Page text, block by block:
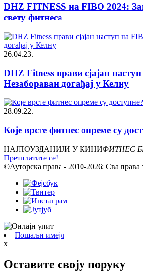
DHZ FITNESS на FIBO 2024:
свету фитнеса
26.04.23.
DHZ Fitness прави сјајан
Незабораван догађај у Келну
28.09.22.
Које врсте фитнес опреме су
НАЈПОУЗДАНИЈИ У КИНИФИТНЕС
Претплатите се!
©Ауторска права - 2010-2026: Сва права
Пошаљи имејл
x
Оставите своју поруку